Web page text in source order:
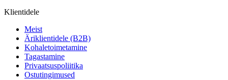
Klientidele
Meist
Äriklientidele (B2B)
Kohaletoimetamine
Tagastamine
Privaatsuspoliitika
Ostutingimused